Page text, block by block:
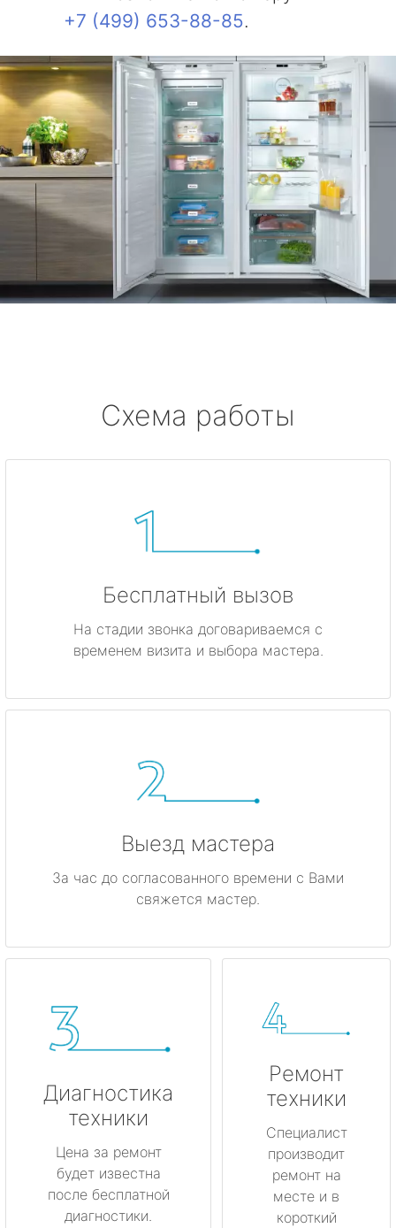
+7 (499) 653-88-85.
Схема работы
Бесплатный вызов
На стадии звонка договариваемся с
временем визита и выбора мастера.
Выезд мастера
За час до согласованного времени с Вами
свяжется мастер.
Диагностика
техники
Цена за ремонт
будет известна
после бесплатной
диагностики.
Ремонт
техники
Специалист
производит
ремонт на
месте и в
короткий